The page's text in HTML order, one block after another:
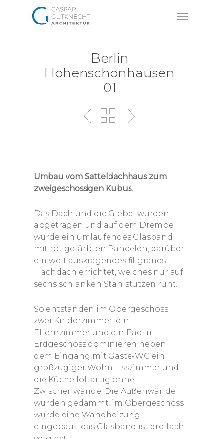
Menu
Berlin
Hohenschönhausen
01
Umbau vom Satteldachhaus zum
zweigeschossigen Kubus.
Das Dach und die Giebel wurden
abgetragen und auf dem Drempel
wurde ein umlaufendes Glasband
mit rot gefärbten Paneelen, darüber
ein weit auskragendes filigranes
Flachdach errichtet, welches nur auf
sechs schlanken Stahlstützen ruht.
So entstanden im Obergeschoss
zwei Kinderzimmer, ein
Elternzimmer und ein Bad.Im
Erdgeschoss dominieren neben
dem Eingang mit Gäste-WC ein
großzügiger Wohn-Esszimmer und
die Küche loftartig ohne
Zwischenwände. Die Außenwände
wurden gedämmt, im Obergeschoss
wurde eine Wandheizung
eingebaut, das Glasband ist dreifach